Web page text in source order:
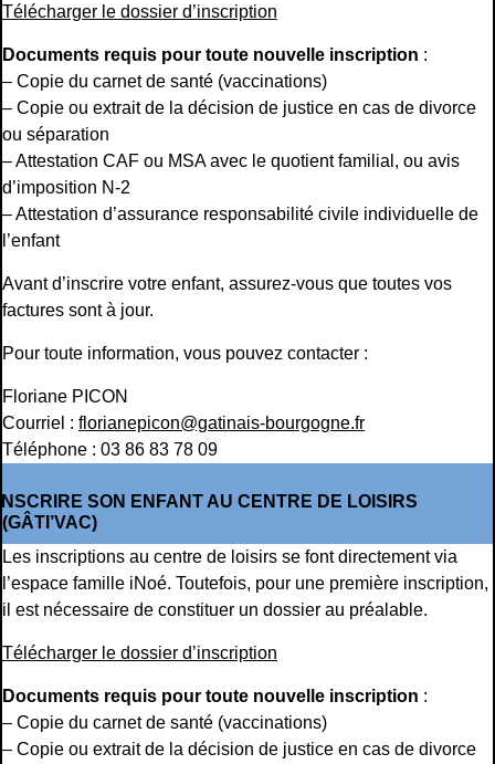
Télécharger le dossier d’inscription
Documents requis pour toute nouvelle inscription :
– Copie du carnet de santé (vaccinations)
– Copie ou extrait de la décision de justice en cas de divorce
ou séparation
– Attestation CAF ou MSA avec le quotient familial, ou avis
d’imposition N-2
– Attestation d’assurance responsabilité civile individuelle de
l’enfant
Avant d’inscrire votre enfant, assurez-vous que toutes vos
factures sont à jour.
Pour toute information, vous pouvez contacter :
Floriane PICON
Courriel : florianepicon@gatinais-bourgogne.fr
Téléphone : 03 86 83 78 09
SON ENFANT AU CENTRE DE LOISIRS
(GÂTI’VAC)
Les inscriptions au centre de loisirs se font directement via
l’espace famille iNoé. Toutefois, pour une première inscription,
il est nécessaire de constituer un dossier au préalable.
Télécharger le dossier d’inscription
Documents requis pour toute nouvelle inscription :
– Copie du carnet de santé (vaccinations)
– Copie ou extrait de la décision de justice en cas de divorce